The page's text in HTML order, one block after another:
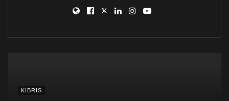
KIBRIS